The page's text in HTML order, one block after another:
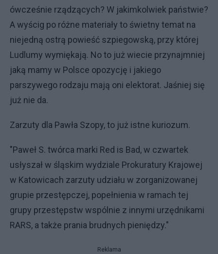
ówcześnie rządzących? W jakimkolwiek państwie?
A wyścig po różne materiały to świetny temat na
niejedną ostrą powieść szpiegowską, przy której
Ludlumy wymiękają. No to już wiecie przynajmniej
jaką mamy w Polsce opozycję i jakiego
parszywego rodzaju mają oni elektorat. Jaśniej się
już nie da.
Zarzuty dla Pawła Szopy, to już istne kuriozum.
"Paweł S. twórca marki Red is Bad, w czwartek
usłyszał w śląskim wydziale Prokuratury Krajowej
w Katowicach zarzuty udziału w zorganizowanej
grupie przestępczej, popełnienia w ramach tej
grupy przestępstw wspólnie z innymi urzędnikami
RARS, a także prania brudnych pieniędzy."
Reklama